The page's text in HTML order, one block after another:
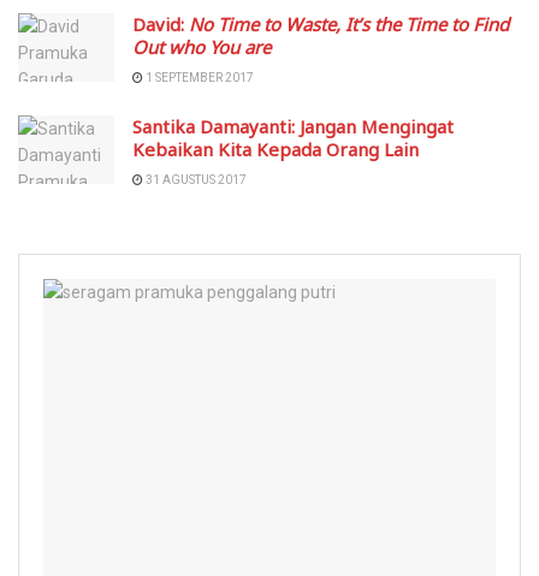
David: No Time to Waste, It’s the Time to Find
Out who You are
1 SEPTEMBER 2017
Santika Damayanti: Jangan Mengingat
Kebaikan Kita Kepada Orang Lain
31 AGUSTUS 2017